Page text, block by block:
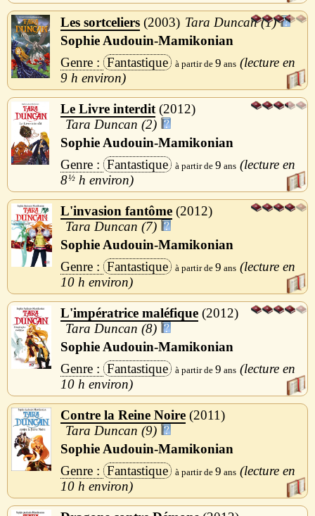
Les sortceliers 2003
Tara Duncan (1)
Sophie Audouin-Mamikonian
Fantastique
9
9 h
Le Livre interdit 2012
Tara Duncan (2)
Sophie Audouin-Mamikonian
Fantastique
9
8½ h
L'invasion fantôme 2012
Tara Duncan (7)
Sophie Audouin-Mamikonian
Fantastique
9
10 h
L'impératrice maléfique 2012
Tara Duncan (8)
Sophie Audouin-Mamikonian
Fantastique
9
10 h
Contre la Reine Noire 2011
Tara Duncan (9)
Sophie Audouin-Mamikonian
Fantastique
9
10 h